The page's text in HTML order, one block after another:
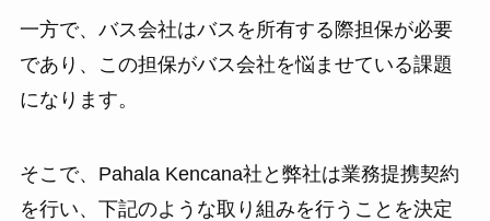
一方で、バス会社はバスを所有する際担保が必要
であり、この担保がバス会社を悩ませている課題
になります。
そこで、Pahala Kencana社と弊社は業務提携契約
を行い、下記のような取り組みを行うことを決定